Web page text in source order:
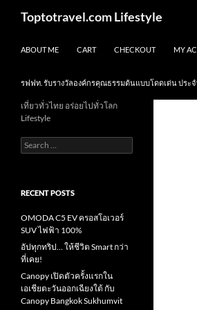
Toptotravel.com Lifestyle
ABOUT ME CART CHECKOUT MY
รฟฟท. รับรางวัลองค์กรคุณธรรมต้นแบบโดดเด่น ประ
เที่ยวทั่วไทย อร่อยไปทั่วโลก
Lifestyle
Search
for:
RECENT POSTS
OMODA C5 EV ครอสโอเวอร์
SUV ไฟฟ้า 100%
อัปทุกทริป… ให้ชีวิต Smart กว่า
ที่เคย!
Canopy เปิดตัวครั้งแรกใน
เอเชียตะวันออกเฉียงใต้ กับ
Canopy Bangkok Sukhumvit